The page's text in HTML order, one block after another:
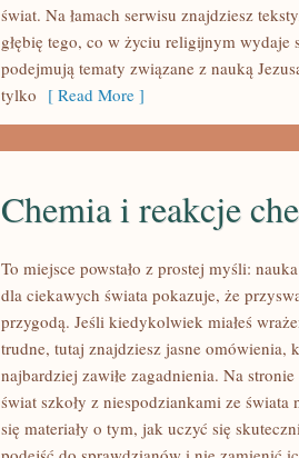
świat. Na łamach serwisu znajdziesz
głębię tego, co w życiu religijnym wydaje
podejmują tematy związane z nauką
tylko [ Read More ]
Chemia i reakcje
To miejsce powstało z prostej myśli:
dla ciekawych świata pokazuje, że
przygodą. Jeśli kiedykolwiek miałeś
trudne, tutaj znajdziesz jasne omówienia,
najbardziej zawiłe zagadnienia. Na
świat szkoły z niespodziankami ze
się materiały o tym, jak uczyć się